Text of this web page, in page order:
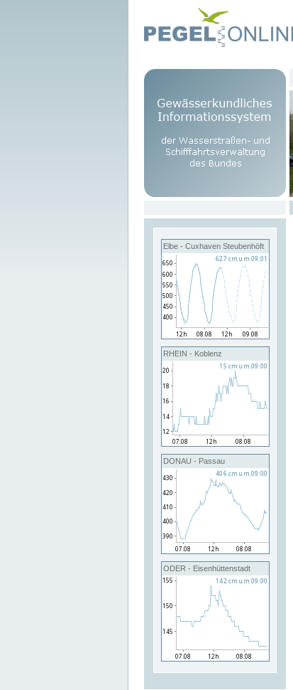
Elbe - Cuxhaven Steubenhöft
RHEIN - Koblenz
DONAU - Passau
ODER - Eisenhüttenstadt